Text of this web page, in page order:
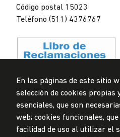
Código postal 15023
Teléfono (511) 4376767
Privacidad de datos
Mesa de partes
En las páginas de este sitio
selección de cookies propias
esenciales, que son
web; cookies funcionales,
facilidad de uso al utilizar el